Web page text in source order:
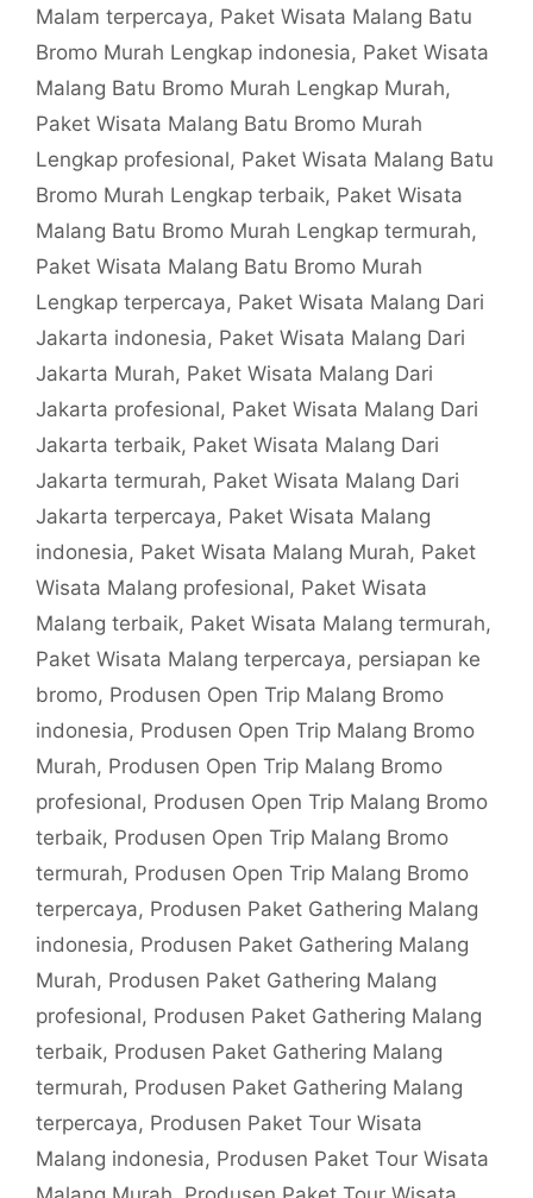
Malam terpercaya, Paket Wisata Malang Batu
Bromo Murah Lengkap indonesia, Paket Wisata
Malang Batu Bromo Murah Lengkap Murah,
Paket Wisata Malang Batu Bromo Murah
Lengkap profesional, Paket Wisata Malang Batu
Bromo Murah Lengkap terbaik, Paket Wisata
Malang Batu Bromo Murah Lengkap termurah,
Paket Wisata Malang Batu Bromo Murah
Lengkap terpercaya, Paket Wisata Malang Dari
Jakarta indonesia, Paket Wisata Malang Dari
Jakarta Murah, Paket Wisata Malang Dari
Jakarta profesional, Paket Wisata Malang Dari
Jakarta terbaik, Paket Wisata Malang Dari
Jakarta termurah, Paket Wisata Malang Dari
Jakarta terpercaya, Paket Wisata Malang
indonesia, Paket Wisata Malang Murah, Paket
Wisata Malang profesional, Paket Wisata
Malang terbaik, Paket Wisata Malang termurah,
Paket Wisata Malang terpercaya, persiapan ke
bromo, Produsen Open Trip Malang Bromo
indonesia, Produsen Open Trip Malang Bromo
Murah, Produsen Open Trip Malang Bromo
profesional, Produsen Open Trip Malang Bromo
terbaik, Produsen Open Trip Malang Bromo
termurah, Produsen Open Trip Malang Bromo
terpercaya, Produsen Paket Gathering Malang
indonesia, Produsen Paket Gathering Malang
Murah, Produsen Paket Gathering Malang
profesional, Produsen Paket Gathering Malang
terbaik, Produsen Paket Gathering Malang
termurah, Produsen Paket Gathering Malang
terpercaya, Produsen Paket Tour Wisata
Malang indonesia, Produsen Paket Tour Wisata